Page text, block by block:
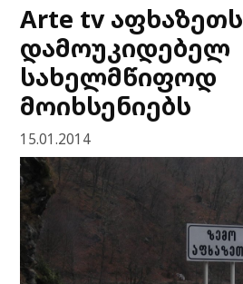
Arte tv აფხაზეთს
დამოუკიდებელ
სახელმწიფოდ
მოიხსენიებს
15.01.2014